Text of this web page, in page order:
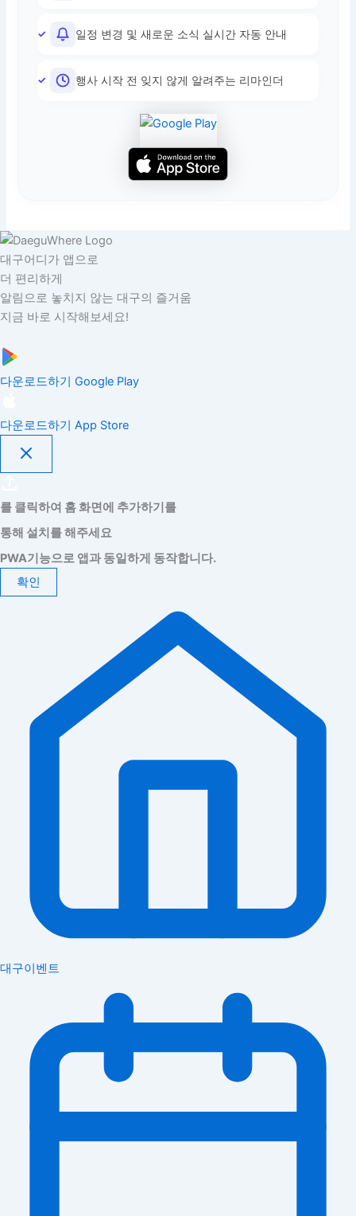
일정 변경 및 새로운 소식 실시간 자동 안내
행사 시작 전 잊지 않게 알려주는 리마인더
대구어디가 앱으로
더 편리하게
알림으로 놓치지 않는 대구의 즐거움
지금 바로 시작해보세요!
다운로드하기 Google Play
다운로드하기 App Store
를 클릭하여 홈 화면에 추가하기를
통해 설치를 해주세요
PWA기능으로 앱과 동일하게 동작합니다.
확인
대구이벤트